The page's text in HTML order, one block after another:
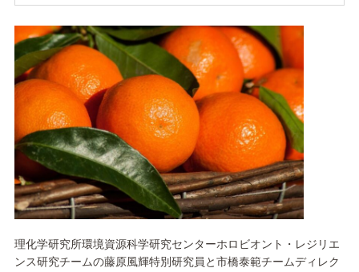
理化学研究所環境資源科学研究センターホロビオント・レジリエ
ンス研究チームの藤原風輝特別研究員と市橋泰範チームディレク